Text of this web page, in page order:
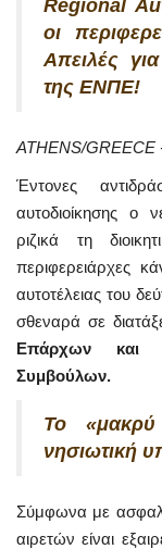
Regional
οι
Απειλές
της ΕΝΠΕ!
ATHENS/GREECE
Έντονες
αυτοδιοίκησης ο
ριζικά τη
περιφερειάρχες
αυτοτέλειας του
σθεναρά σε
Επάρχων και
Συμβούλων.
Το
νησιωτική
Σύμφωνα με
αιρετών είναι